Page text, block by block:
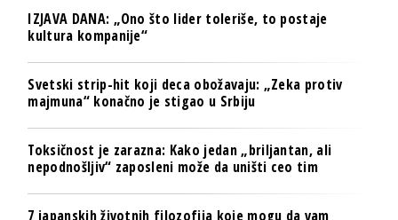
IZJAVA DANA: „Ono što lider toleriše, to postaje
kultura kompanije“
Svetski strip-hit koji deca obožavaju: „Zeka protiv
majmuna“ konačno je stigao u Srbiju
Toksičnost je zarazna: Kako jedan „briljantan, ali
nepodnošljiv“ zaposleni može da uništi ceo tim
7 japanskih životnih filozofija koje mogu da vam